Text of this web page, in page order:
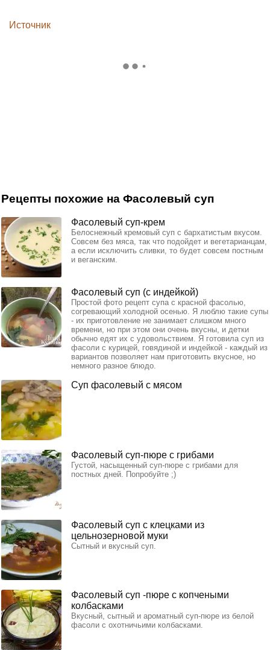
Источник
Рецепты похожие на Фасолевый суп
Фасолевый суп-крем
Белоснежный кремовый суп с бархатистым вкусом.
Совсем без мяса, так что подойдет и вегетарианцам,
а если исключить сливки, то будет совсем постным
и веганским.
Фасолевый суп (с индейкой)
Простой фото рецепт супа с красной фасолью,
согревающий холодной осенью. Я люблю такие супы
- их приготовление не занимает слишком много
времени, но при этом они очень вкусны, и детки
обычно едят их с удовольствием. Я готовила суп из
фасоли с курицей, говядиной и индейкой - каждый из
вариантов позволяет нам приготовить вкусное, но
немного разное блюдо.
Суп фасолевый с мясом
Фасолевый суп-пюре с грибами
Густой, насыщенный суп-пюре с грибами для
постных дней. Попробуйте ;)
Фасолевый суп с клецками из
цельнозерновой муки
Сытный и вкусный суп.
Фасолевый суп -пюре с копчеными
колбасками
Вкусный, сытный и ароматный суп-пюре из белой
фасоли с охотничьими колбасками.